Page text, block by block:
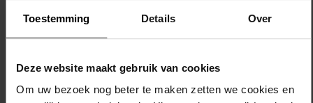
Toestemming Details Over
Deze website maakt gebruik van cookies
Om uw bezoek nog beter te maken zetten we cookies en